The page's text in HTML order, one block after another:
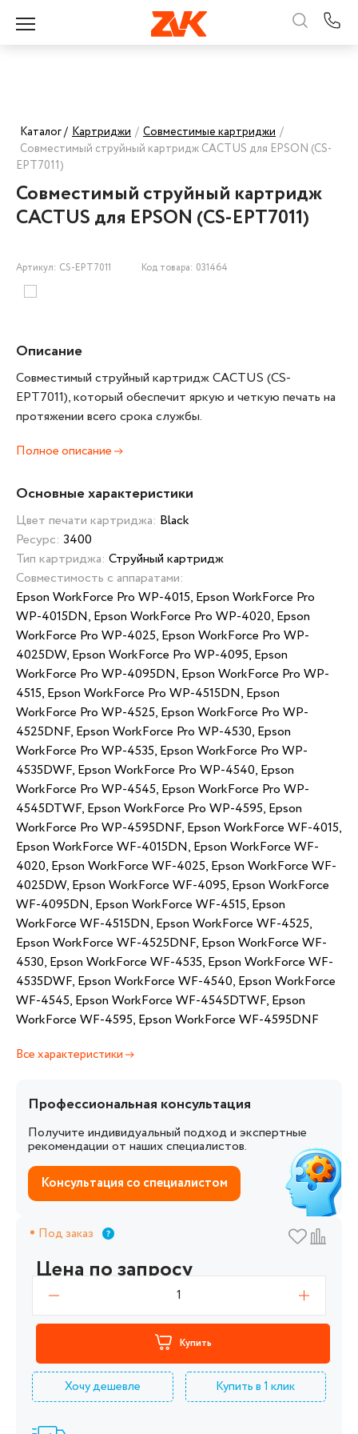
Каталог / Картриджи / Совместимые картриджи /
Совместимый струйный картридж CACTUS для EPSON (CS-
EPT7011)
Совместимый струйный картридж
CACTUS для EPSON (CS-EPT7011)
Артикул: CS-EPT7011 Код товара: 031464
Описание
Совместимый струйный картридж CACTUS (CS-
EPT7011), который обеспечит яркую и четкую печать на
протяжении всего срока службы.
Полное описание
Основные характеристики
Цвет печати картриджа: Black
Ресурс: 3400
Тип картриджа: Струйный картридж
Совместимость с аппаратами:
Epson WorkForce Pro WP-4015, Epson WorkForce Pro
WP-4015DN, Epson WorkForce Pro WP-4020, Epson
WorkForce Pro WP-4025, Epson WorkForce Pro WP-
4025DW, Epson WorkForce Pro WP-4095, Epson
WorkForce Pro WP-4095DN, Epson WorkForce Pro WP-
4515, Epson WorkForce Pro WP-4515DN, Epson
WorkForce Pro WP-4525, Epson WorkForce Pro WP-
4525DNF, Epson WorkForce Pro WP-4530, Epson
WorkForce Pro WP-4535, Epson WorkForce Pro WP-
4535DWF, Epson WorkForce Pro WP-4540, Epson
WorkForce Pro WP-4545, Epson WorkForce Pro WP-
4545DTWF, Epson WorkForce Pro WP-4595, Epson
WorkForce Pro WP-4595DNF, Epson WorkForce WF-4015,
Epson WorkForce WF-4015DN, Epson WorkForce WF-
4020, Epson WorkForce WF-4025, Epson WorkForce WF-
4025DW, Epson WorkForce WF-4095, Epson WorkForce
WF-4095DN, Epson WorkForce WF-4515, Epson
WorkForce WF-4515DN, Epson WorkForce WF-4525,
Epson WorkForce WF-4525DNF, Epson WorkForce WF-
4530, Epson WorkForce WF-4535, Epson WorkForce WF-
4535DWF, Epson WorkForce WF-4540, Epson WorkForce
WF-4545, Epson WorkForce WF-4545DTWF, Epson
WorkForce WF-4595, Epson WorkForce WF-4595DNF
Все характеристики
Профессиональная консультация
Получите индивидуальный подход и экспертные
рекомендации от наших специалистов.
Консультация со специалистом
Под заказ
Цена по запросу
1
Купить
Хочу дешевле Купить в 1 клик